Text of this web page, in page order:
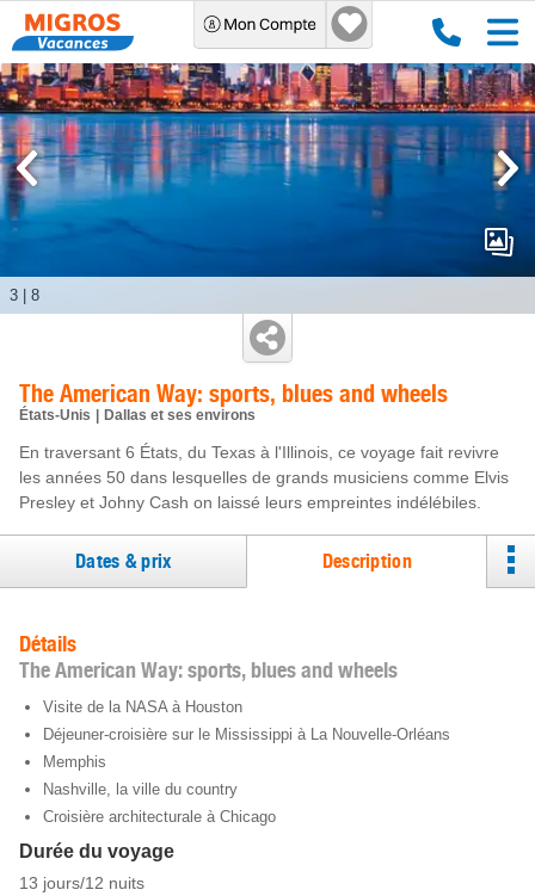
The American Way: sports, blues and wheels
États-Unis Dallas et ses environs
En traversant 6 États, du Texas à l'Illinois, ce voyage fait revivre
les années 50 dans lesquelles de grands musiciens comme Elvis
Presley et Johny Cash on laissé leurs empreintes indélébiles.
3 8
Dates & prix Description
Détails
The American Way: sports, blues and wheels
Visite de la NASA à Houston
Déjeuner-croisière sur le Mississippi à La Nouvelle-Orléans
Memphis
Nashville, la ville du country
Croisière architecturale à Chicago
Durée du voyage
13 jours/12 nuits